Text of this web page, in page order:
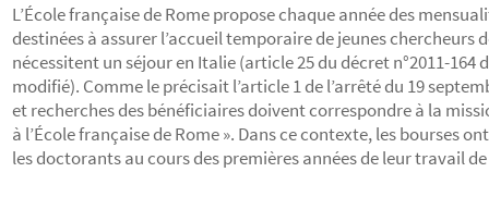
L’École française de Rome propose chaque année des
destinées à assurer l’accueil temporaire de jeunes chercheurs
nécessitent un séjour en Italie (article 25 du décret n°2011-164
modifié). Comme le précisait l’article 1 de l’arrêté du 19
et recherches des bénéficiaires doivent correspondre à la
à l’École française de Rome ». Dans ce contexte, les bourses
les doctorants au cours des premières années de leur travail